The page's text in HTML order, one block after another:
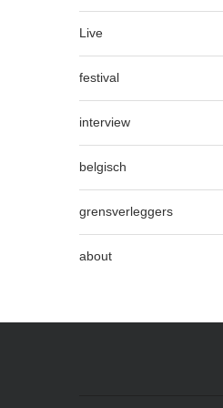
Live
festival
interview
belgisch
grensverleggers
about